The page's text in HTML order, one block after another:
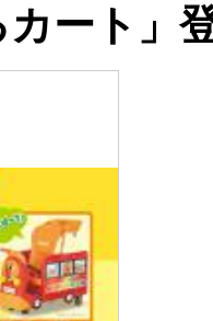
カート」